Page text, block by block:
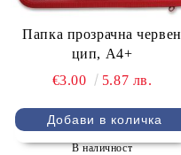
Папка прозрачна червен
цип, А4+
€3.00
5.87 лв.
В наличност